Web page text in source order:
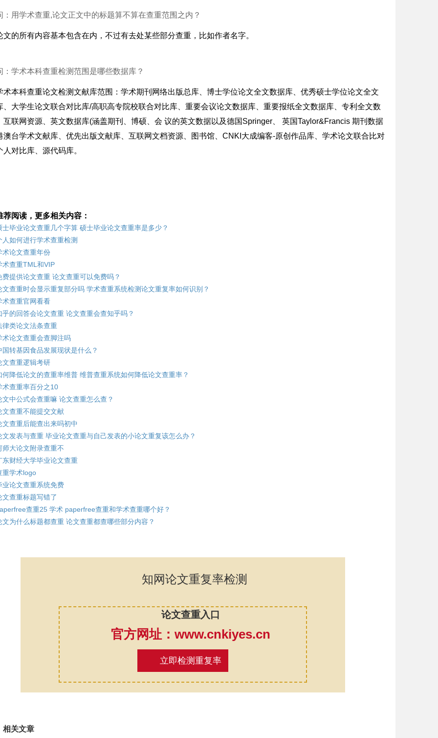
：用学术查重,论文正文中的标题算不算在查重范围之内？
文的所有内容基本包含在内，不过有去处某些部分查重，比如作者名字。
：学术本科查重检测范围是哪些数据库？
术本科查重论文检测文献库范围：学术期刊网络出版总库、博士学位论文全文数据库、优秀硕士学位论文全文
、大学生论文联合对比库/高职高专院校联合对比库、重要会议论文数据库、重要报纸全文数据库、专利全文数
互联网资源、英文数据库(涵盖期刊、博硕、会 议的英文数据以及德国Springer、 英国Taylor&Francis 期刊数据
澳台学术文献库、优先出版文献库、互联网文档资源、图书馆、CNKI大成编客-原创作品库、学术论文联合比对
人对比库、源代码库。
荐阅读，更多相关内容：
士毕业论文查重几个字算 硕士毕业论文查重率是多少？
人如何进行学术查重检测
术论文查重年份
术查重TML和VIP
费提供论文查重 论文查重可以免费吗？
文查重时会显示重复部分吗 学术查重系统检测论文重复率如何识别？
术查重官网看看
乎的回答会论文查重 论文查重会查知乎吗？
律类论文法条查重
术论文查重会查脚注吗
国转基因食品发展现状是什么？
文查重逻辑考研
何降低论文的查重率维普 维普查重系统如何降低论文查重率？
术查重率百分之10
文中公式会查重嘛 论文查重怎么查？
文查重不能提交文献
文查重后能查出来吗初中
文发表与查重 毕业论文查重与自己发表的小论文重复该怎么办？
师大论文附录查重不
东财经大学毕业论文查重
重学术logo
业论文查重系统免费
文查重标题写错了
查重25 学术 paperfree查重和学术查重哪个好？
文为什么标题都查重 论文查重都查哪些部分内容？
知网论文重复率检测
论文查重入口
官方网址：www.cnkiyes.cn
立即检测重复率
相关文章